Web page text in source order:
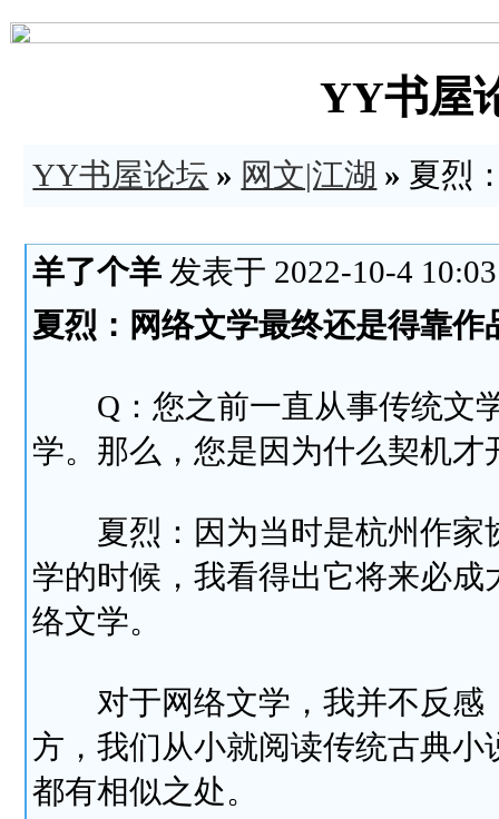
YY书屋
YY书屋论坛 » 网文|江湖 » 夏烈
羊了个羊 发表于 2022-10-4 10:03
夏烈：网络文学最终还是得靠作
Q：您之前一直从事传统文学
学。那么，您是因为什么契机
夏烈：因为当时是杭州作家
学的时候，我看得出它将来必
络文学。
对于网络文学，我并不反感
方，我们从小就阅读传统古典
都有相似之处。